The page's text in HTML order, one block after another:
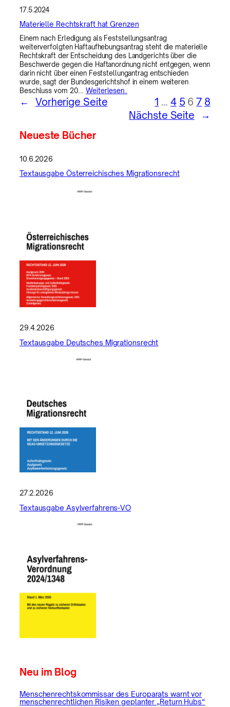
17.5.2024
Materielle Rechtskraft hat Grenzen
Einem nach Erledigung als Feststellungsantrag
weiterverfolgten Haftaufhebungsantrag steht die materielle
Rechtskraft der Entscheidung des Landgerichts über die
Beschwerde gegen die Haftanordnung nicht entgegen, wenn
darin nicht über einen Feststellungantrag entschieden
wurde, sagt der Bundesgerichtshof in einem weiteren
Beschluss vom 20.…Weiterlesen..
← Vorherige Seite 1 … 4 5 6 7 8
Nächste Seite
→
Neueste Bücher
10.6.2026
Textausgabe Österreichisches Migrationsrecht
29.4.2026
Textausgabe Deutsches Migrationsrecht
27.2.2026
Textausgabe Asylverfahrens-VO
Neu im Blog
Menschenrechtskommissar des Europarats warnt vor
menschenrechtlichen Risiken geplanter „Return Hubs“